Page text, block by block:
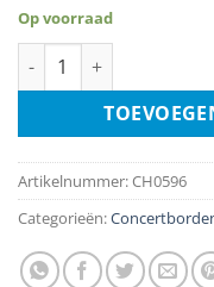
Op voorraad
The Doors - Live
Artikelnummer:CH0596
Categorieën: